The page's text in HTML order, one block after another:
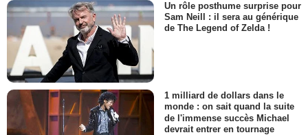
Un rôle posthume surprise pour
Sam Neill : il sera au générique
de The Legend of Zelda !
1 milliard de dollars dans le
monde : on sait quand la suite
de l'immense succès Michael
devrait entrer en tournage